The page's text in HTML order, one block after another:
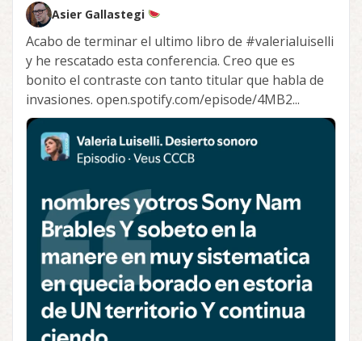
Asier Gallastegi
Acabo de terminar el ultimo libro de #valerialuiselli
y he rescatado esta conferencia. Creo que es
bonito el contraste con tanto titular que habla de
invasiones. open.spotify.com/episode/4MB2...